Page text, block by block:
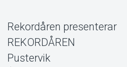
Rekordåren presenterar
REKORDÅREN
Pustervik